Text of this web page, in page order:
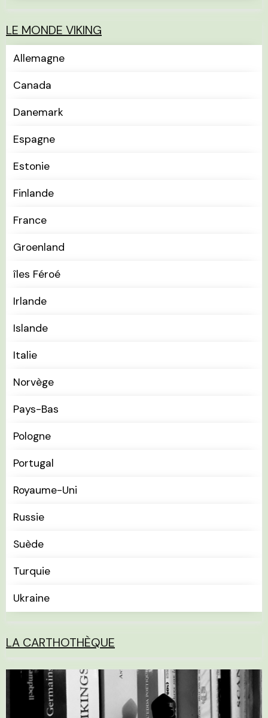
LE MONDE VIKING
Allemagne
Canada
Danemark
Espagne
Estonie
Finlande
France
Groenland
îles Féroé
Irlande
Islande
Italie
Norvège
Pays-Bas
Pologne
Portugal
Royaume-Uni
Russie
Suède
Turquie
Ukraine
LA CARTHOTHÈQUE